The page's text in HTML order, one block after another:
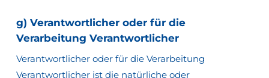
g) Verantwortlicher oder für die
Verarbeitung Verantwortlicher
Verantwortlicher oder für die Verarbeitung
Verantwortlicher ist die natürliche oder